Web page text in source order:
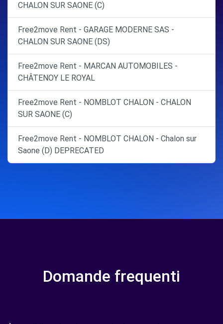
CHALON SUR SAONE (C)
Free2move Rent - GARAGE MODERNE SAS -
CHALON SUR SAONE (DS)
Free2move Rent - MARCAN AUTOMOBILES -
CHÂTENOY LE ROYAL
Free2move Rent - NOMBLOT CHALON - CHALON
SUR SAONE (C)
Free2move Rent - NOMBLOT CHALON - Chalon sur
Saone (D) DEPRECATED
Domande frequenti